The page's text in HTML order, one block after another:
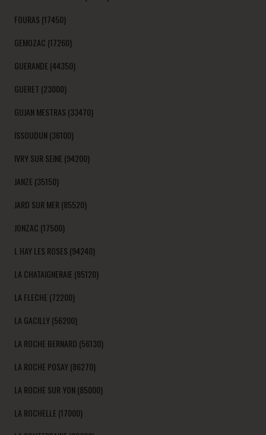
FOURAS (17450)
GEMOZAC (17260)
GUERANDE (44350)
GUERET (23000)
GUJAN MESTRAS (33470)
ISSOUDUN (36100)
IVRY SUR SEINE (94200)
JANZE (35150)
JARD SUR MER (85520)
JONZAC (17500)
L HAY LES ROSES (94240)
LA CHATAIGNERAIE (85120)
LA FLECHE (72200)
LA GACILLY (56200)
LA ROCHE BERNARD (56130)
LA ROCHE POSAY (86270)
LA ROCHE SUR YON (85000)
LA ROCHELLE (17000)